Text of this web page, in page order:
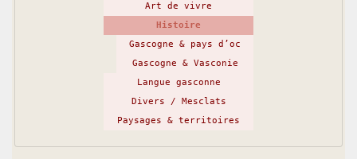
Art de vivre
Histoire
Gascogne & pays d’oc
Gascogne & Vasconie
Langue gasconne
Divers / Mesclats
Paysages & territoires